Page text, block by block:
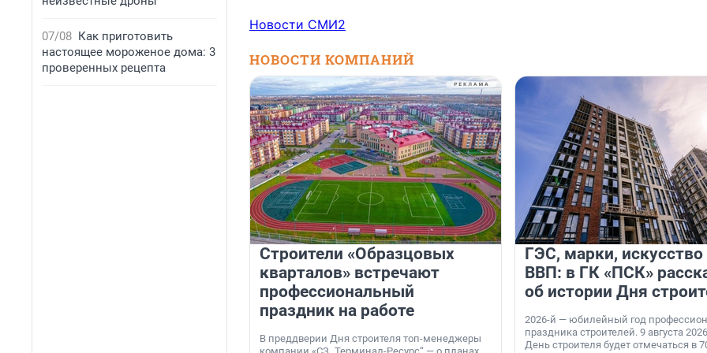
07/08 Как приготовить
настоящее мороженое дома: 3
проверенных рецепта
Новости СМИ2
НОВОСТИ КОМПАНИЙ
Строители «Образцовых
кварталов» встречают
профессиональный
праздник на работе
В преддверии Дня строителя топ-менеджеры
ГЭС, марки, искусство
ВВП: в ГК «ПСК»
об истории Дня
2026-й — юбилейный год
праздника строителей. 9 августа
День строителя будет отмечаться в